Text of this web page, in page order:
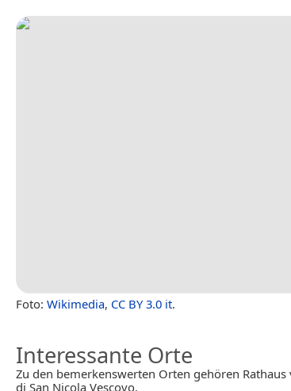
Foto: Wikimedia, CC BY 3.0 it.
Interessante Orte
Zu den bemerkenswerten Orten gehören Rathaus
di San Nicola Vescovo.